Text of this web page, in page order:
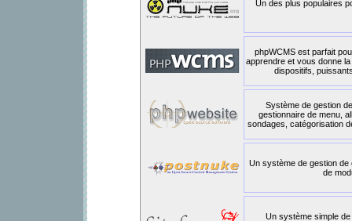
Un des plus populaires
phpWCMS est parfait
apprendre et vous donne
dispositifs,
Système de gestion
gestionnaire de menu,
sondages, catégorisation
Un système de gestion de
de
Un système simple